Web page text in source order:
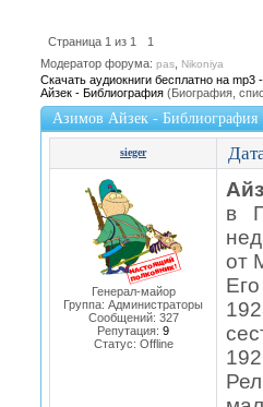
Страница 1 из 1
1
Модератор форума: pas Nikoniya
Скачать аудиокниги бесплатно на mp3
Айзек - Библиография (Биография,
Азимов Айзек - Библиография
sieger
Генерал-майор
Группа: Администраторы
Сообщений: 327
Репутация: 9
Статус: Offline
в
от